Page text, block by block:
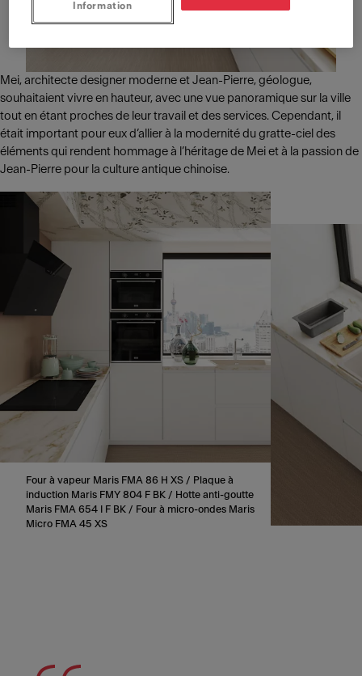
Mei, architecte designer moderne et Jean-Pierre, géologue,
souhaitaient vivre en hauteur, avec une vue panoramique sur la ville
tout en étant proches de leur travail et des services. Cependant, il
était important pour eux d’allier à la modernité du gratte-ciel des
éléments qui rendent hommage à l’héritage de Mei et à la passion de
Jean-Pierre pour la culture antique chinoise.
Four à vapeur Maris FMA 86 H XS / Plaque à
induction Maris FMY 804 F BK / Hotte anti-goutte
Maris FMA 654 I F BK / Four à micro-ondes Maris
Micro FMA 45 XS
Information